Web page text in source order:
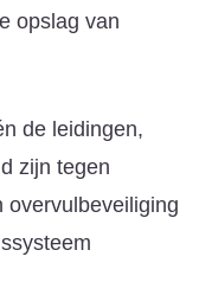
opslag van
de leidingen,
zijn tegen
overvulbeveiliging